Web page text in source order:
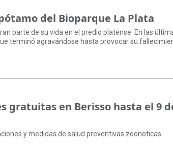
del Bioparque La Plata
parte de su vida en el predio platense. En las
terminó agravándose hasta provocar su
gratuitas en Berisso hasta el 9
y medidas de salud preventivas zoonoticas.